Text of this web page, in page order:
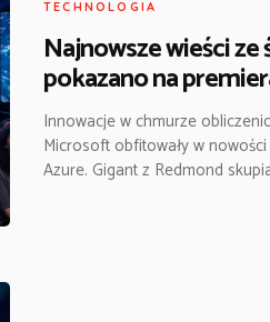
TECHNOLOGIA
Najnowsze wieści
pokazano na
Innowacje w chmurze
Microsoft obfitowały w
Azure. Gigant z Redmond